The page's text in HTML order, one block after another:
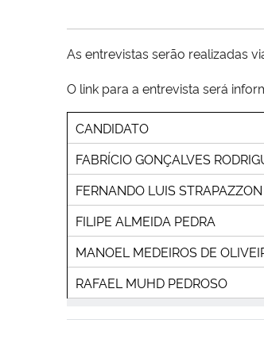
As entrevistas serão realizadas
O link para a entrevista será
CANDIDATO
FABRÍCIO GONÇALVES
FERNANDO LUIS STRAPAZZON
FILIPE ALMEIDA PEDRA
MANOEL MEDEIROS DE
RAFAEL MUHD PEDROSO